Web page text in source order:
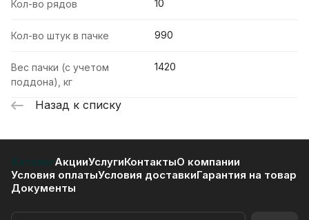
Кол-во рядов 10
Кол-во штук в пачке 990
Вес пачки (с учетом
поддона), кг
1420
Назад к списку
КаталогАкцииУслугиКонтактыО компании
Условия оплатыУсловия доставкиГарантия на товар
Документы